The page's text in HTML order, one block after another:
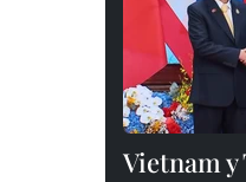
Vietnam